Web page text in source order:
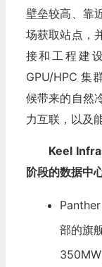
壁垒较高、靠
场获取站点，
接和工程建
GPU/HPC 集
候带来的自然
力互联，以及
Keel
阶段的数据中
部的旗